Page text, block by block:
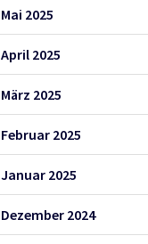
Mai 2025
April 2025
März 2025
Februar 2025
Januar 2025
Dezember 2024